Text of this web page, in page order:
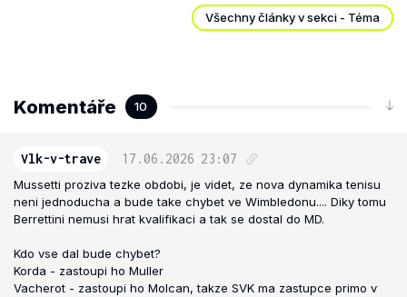
Všechny články v sekci - Téma
Komentáře 10
Vlk-v-trave 17.06.2026 23:07
Mussetti proziva tezke obdobi, je videt, ze nova dynamika tenisu
neni jednoducha a bude take chybet ve Wimbledonu.... Diky tomu
Berrettini nemusi hrat kvalifikaci a tak se dostal do MD.
Kdo vse dal bude chybet?
Korda - zastoupi ho Muller
Vacherot - zastoupi ho Molcan, takze SVK ma zastupce primo v